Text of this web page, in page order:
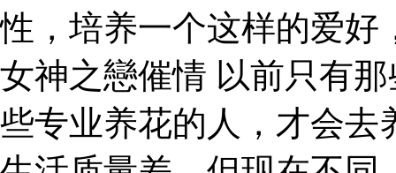
性，培养一个这样的爱好
女神之戀催情 以前只有
些专业养花的人，才会去